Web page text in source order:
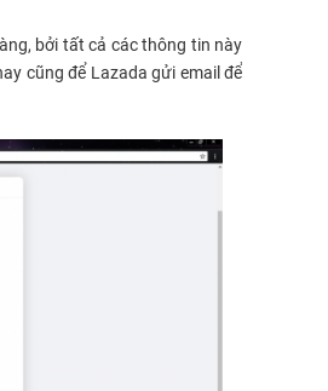
bởi tất cả các thông tin này
cũng để Lazada gửi email để